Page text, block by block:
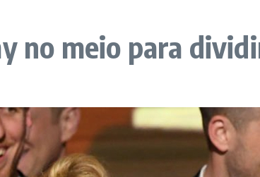
no meio para